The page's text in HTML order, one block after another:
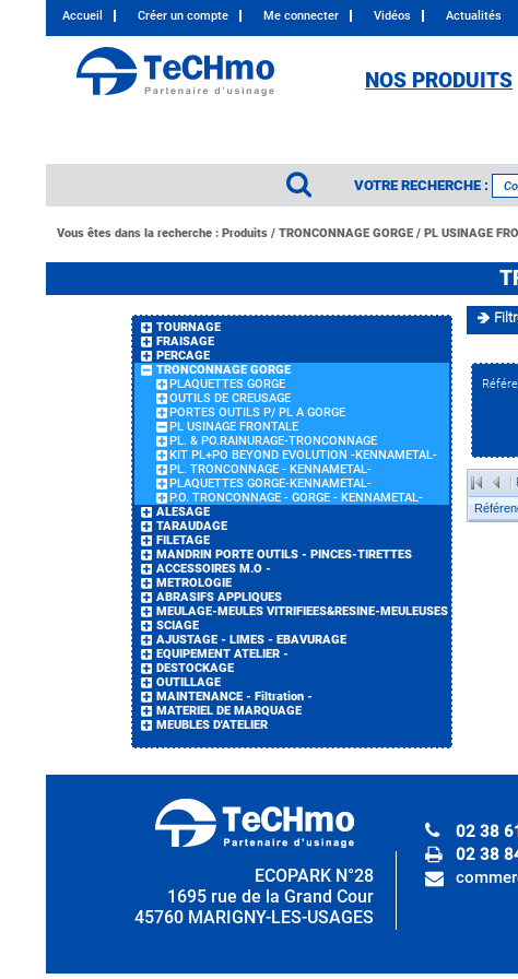
Accueil Créer un compte Me connecter Vidéos Actualités
NOS PRODUITS
VOTRE RECHERCHE :
Vous êtes dans la recherche : Produits / TRONCONNAGE GORGE / PL USINAGE
TOURNAGE
FRAISAGE
PERCAGE
TRONCONNAGE GORGE
PLAQUETTES GORGE
OUTILS DE CREUSAGE
PORTES OUTILS P/ PL A GORGE
PL USINAGE FRONTALE
PL. & PO.RAINURAGE-TRONCONNAGE
KIT PL+PO BEYOND EVOLUTION -KENNAMETAL-
PL. TRONCONNAGE - KENNAMETAL-
PLAQUETTES GORGE-KENNAMETAL-
P.O. TRONCONNAGE - GORGE - KENNAMETAL-
ALESAGE
TARAUDAGE
FILETAGE
MANDRIN PORTE OUTILS - PINCES-TIRETTES
ACCESSOIRES M.O -
METROLOGIE
ABRASIFS APPLIQUES
MEULAGE-MEULES VITRIFIEES&RESINE-MEULEUSES
SCIAGE
AJUSTAGE - LIMES - EBAVURAGE
EQUIPEMENT ATELIER -
DESTOCKAGE
OUTILLAGE
MAINTENANCE - Filtration -
MATERIEL DE MARQUAGE
MEUBLES D'ATELIER
ECOPARK N°28
1695 rue de la Grand Cour
45760 MARIGNY-LES-USAGES
02 38
02 38